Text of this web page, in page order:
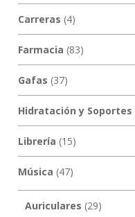
Carreras (4)
Farmacia (83)
Gafas (37)
Hidratación y Soportes
Librería (15)
Música (47)
Auriculares (29)